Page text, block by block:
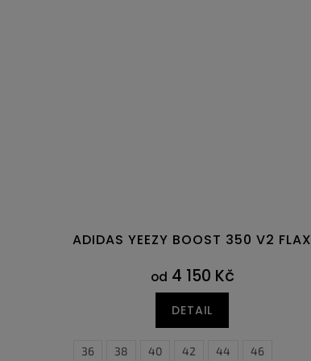
ADIDAS YEEZY BOOST 350 V2 FLAX
od 4 150 Kč
DETAIL
36 38 40 42 44 46